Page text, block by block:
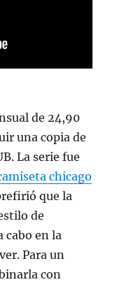
de 24,90
una copia de
La serie fue
chicago
que la
de
cabo en la
Para un
con